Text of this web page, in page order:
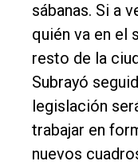
sábanas. Si a
quién va en el
resto de la
Subrayó
legislación
trabajar en
nuevos